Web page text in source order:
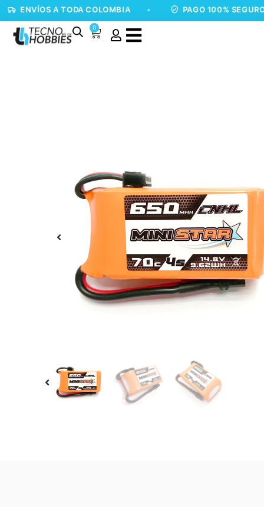
A TODA COLOMBIA • PAGO 100% SEGURO •
0